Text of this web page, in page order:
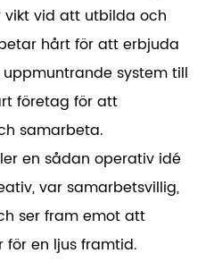
vid att utbilda och
hårt för att erbjuda
system till
företag för att
samarbeta.
en sådan operativ idé
var samarbetsvillig,
ser fram emot att
en ljus framtid.